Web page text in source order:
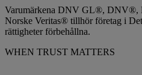
Varumärkena DNV GL®, DNV®,
Norske Veritas® tillhör företag i
rättigheter förbehållna.
WHEN TRUST MATTERS